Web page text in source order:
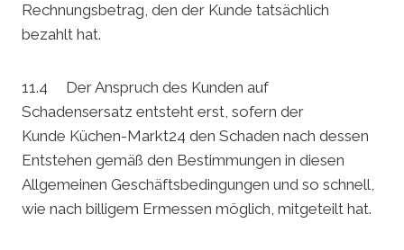
Rechnungsbetrag, den der Kunde tatsächlich
bezahlt hat.
11.4 Der Anspruch des Kunden auf
Schadensersatz entsteht erst, sofern der
Kunde Küchen-Markt24 den Schaden nach dessen
Entstehen gemäß den Bestimmungen in diesen
Allgemeinen Geschäftsbedingungen und so schnell,
wie nach billigem Ermessen möglich, mitgeteilt hat.